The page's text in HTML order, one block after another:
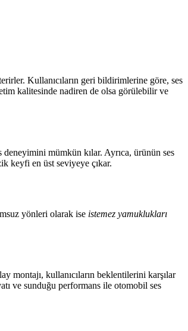
Kullanıcıların geri bildirimlerine göre, ses
kalitesinde nadiren de olsa görülebilir ve
mümkün kılar. Ayrıca, ürünün ses
keyfi en üst seviyeye çıkar.
yönleri olarak ise istemez yamuklukları
montajı, kullanıcıların beklentilerini karşılar
ve sunduğu performans ile otomobil ses